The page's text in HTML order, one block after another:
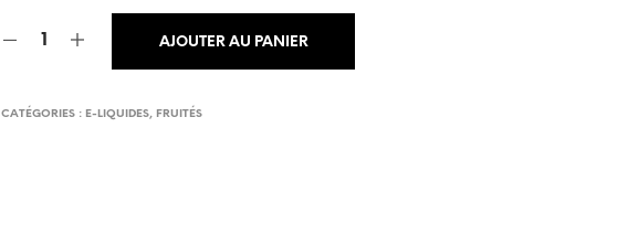
AJOUTER AU PANIER
CATÉGORIES : E-LIQUIDES, FRUITÉS